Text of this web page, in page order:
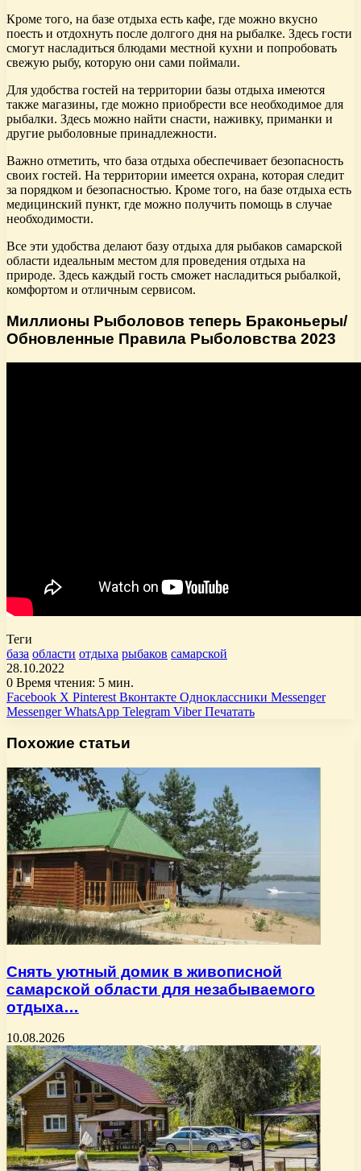
Кроме того, на базе отдыха есть кафе, где можно вкусно
поесть и отдохнуть после долгого дня на рыбалке. Здесь гости
смогут насладиться блюдами местной кухни и попробовать
свежую рыбу, которую они сами поймали.
Для удобства гостей на территории базы отдыха имеются
также магазины, где можно приобрести все необходимое для
рыбалки. Здесь можно найти снасти, наживку, приманки и
другие рыболовные принадлежности.
Важно отметить, что база отдыха обеспечивает безопасность
своих гостей. На территории имеется охрана, которая следит
за порядком и безопасностью. Кроме того, на базе отдыха есть
медицинский пункт, где можно получить помощь в случае
необходимости.
Все эти удобства делают базу отдыха для рыбаков самарской
области идеальным местом для проведения отдыха на
природе. Здесь каждый гость сможет насладиться рыбалкой,
комфортом и отличным сервисом.
Миллионы Рыболовов теперь Браконьеры/
Обновленные Правила Рыболовства 2023
Теги
база области отдыха рыбаков самарской
28.10.2022
0 Время чтения: 5 мин.
Facebook X Pinterest Вконтакте Одноклассники Messenger
Messenger WhatsApp Telegram Viber Печатать
Похожие статьи
Снять уютный домик в живописной
самарской области для незабываемого
отдыха…
10.08.2026